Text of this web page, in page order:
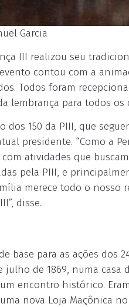
Garcia
III realizou seu
contou com a
Todos foram
lembrança para todos os
150 da PIII, que
presidente. “Como a
atividades que
pela PIII, e
merece todo o nosso
disse.
base para as ações dos
de 1869, numa casa
encontro histórico.
nova Loja Maçônica